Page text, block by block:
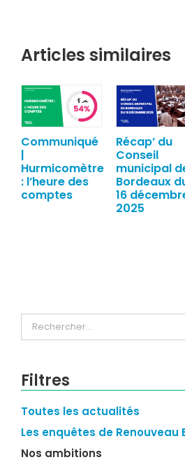
Articles similaires
Communiqué
|
Hurmicomètre
: l’heure des
comptes
Récap’ du
Conseil
municipal
Bordeaux
16
2025
Rechercher:
Filtres
Toutes les actualités
Les enquêtes de Renouveau
Nos ambitions